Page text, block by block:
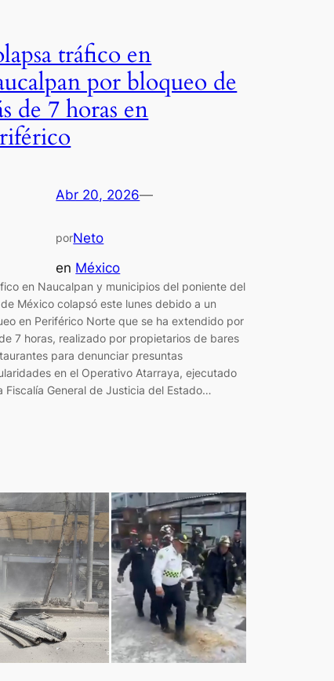
tráfico en
por bloqueo de
de 7 horas en
Abr 20, 2026—
porNeto
en México
en Naucalpan y municipios del poniente del
de México colapsó este lunes debido a un
en Periférico Norte que se ha extendido por
7 horas, realizado por propietarios de bares
para denunciar presuntas
en el Operativo Atarraya, ejecutado
Fiscalía General de Justicia del Estado…